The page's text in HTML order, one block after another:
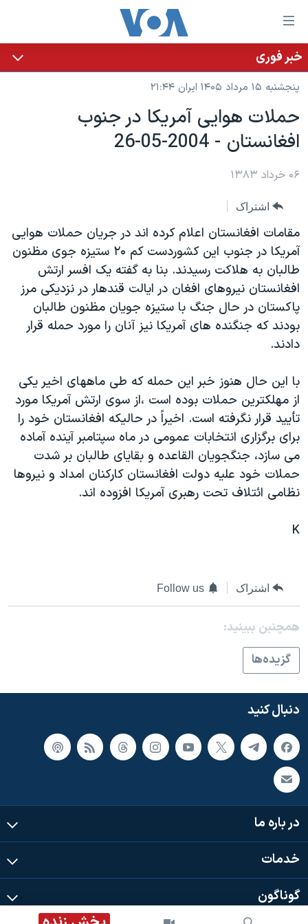
لینکهای
قابل
دسترسی
جهش
محتوای
اصلی
به
اصلی
جهش
به
جستجو
خانه
نسخه سبک وب‌سایت
موضوع ها
ایران
آمریکا
گزیده‌ها
ویژه برنامه‌ها
ویدیوها
فرهنگ و زندگی
حقوق شهروندی
علم و فناوری
اسرائیل در جنگ
گالری عکس
آرشیو پخش زنده
برنامه های تلویزیونی
جدول برنامه ها
صفحه‌های ویژه
عملیات خشم حماسی
۲۵۰سالگی آمریکا
بایگانی برنامه‌های تلویزیونی
مستندها
انتخابات ریاست جمهوری آمریکا ۲۰۲۴
رمز مهسا
ورزش زنان در ایران
اعتراضات زن، زندگی، آزادی
مجموعه مستندهای دادخواهی
تریبونال مردمی آبان ۹۸
اعتراضات مردمی آبان ۹۸
همایش محافظه‌کاران آمریکا «سی‌پک»
صفحه‌های ویژه
سفر پرزیدنت ترامپ به چین
پخش رادیویی
یادگیری زبان انگلیسی
دنبال کنید
زبانهای مختلف
خبر فوری
پنجشنبه ۱۵ مرداد ۱۴۰۵ ایران ۲۱:۴۴
حملات هوايی آمريکا در جنوب
افغانستان - 2004-05-26
۰۶ خرداد ۱۳۸۳
اشتراک
مقامات افغانستان اعلام کرده اند در جريان حملات هوايی
آمريکا در جنوب اين کشوردست کم ۲۰ ستيزه جوی مظنون
طالبان به هلاکت رسيدند. بنا به گفته يک افسر ارتش
افغانستان نيروهای افغان در ايالت قندهار در نزديکی مرز
پاکستان در حال جنگ با ستيزه جويان مظنون طالبان
بودند که جنگنده های آمريکا نيز آنان را مورد حمله قرار
دادند.
با اين حال هنوز خبر اين حمله که طی ماههای اخير يکی
از مهلکترين حملات بوده است ،از سوی ارتش آمريکا مورد
تأييد قرار نگرفته است. اخيراً در حاليکه افغانستان خود را
برای برگزاری انتخابات عمومی در ماه سپتامبر آينده آماده
می سازد، جنگجويان القاعده و بقايای طالبان بر شدت
حملات خود عليه دولت افغانستان کارکنان امداد و نيروها
نظامی ائتلاف تحت رهبری آمريکا افزوده اند.
K
اشتراک Follow us
همچنبن ببینید:
گزيده‌ها
دنبال کنید
در باره ما
خدمات
گوناگون